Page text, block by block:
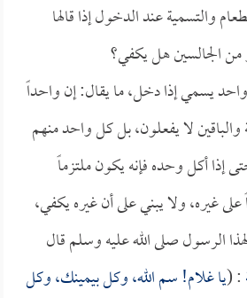
والتسمية عند الدخول إذا قالها
الجالسين هل يكفي؟
يسمي إذا دخل، ما يقال: إن واحداً
والباقين لا يفعلون، بل كل واحد منهم
إذا أكل وحده فإنه يكون ملتزماً
غيره، ولا يبني على أن غيره يكفي،
الرسول صلى الله عليه وسلم قال
: (يا غلام! سم الله، وكل بيمينك، وكل